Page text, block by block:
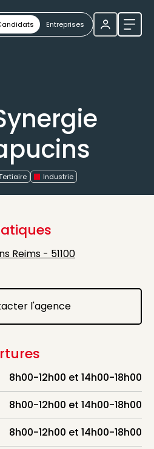
Entreprises
Industrie
Reims - 51100
Contacter l'agence
l'agence
8h00-12h00 et 14h00-18h00
8h00-12h00 et 14h00-18h00
8h00-12h00 et 14h00-18h00